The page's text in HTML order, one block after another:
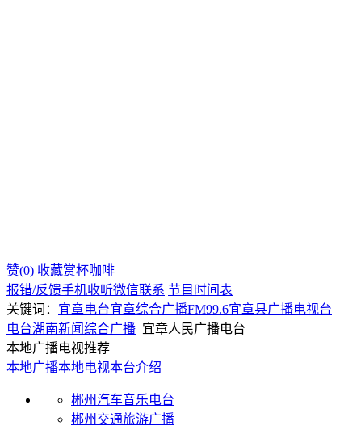
赞(0) 收藏赏杯咖啡
报错/反馈手机收听微信联系 节目时间表
关键词： 宜章电台宜章综合广播FM99.6宜章县广播电视台
电台湖南新闻综合广播 宜章人民广播电台
本地广播电视推荐
本地广播本地电视本台介绍
郴州汽车音乐电台
郴州交通旅游广播